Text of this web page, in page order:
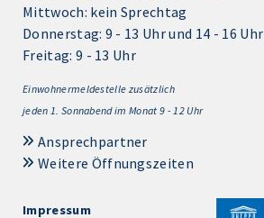
Mittwoch: kein Sprechtag
Donnerstag: 9 - 13 Uhr und 14 - 16 Uhr
Freitag: 9 - 13 Uhr
Einwohnermeldestelle zusätzlich
jeden 1. Sonnabend im Monat 9 - 12 Uhr
Ansprechpartner
Weitere Öffnungszeiten
Impressum